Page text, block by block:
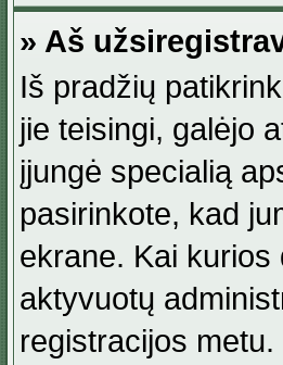
» Aš
Iš pradžių
jie teisingi, galėjo
įjungė specialią
pasirinkote, kad
ekrane. Kai
aktyvuotų
registracijos